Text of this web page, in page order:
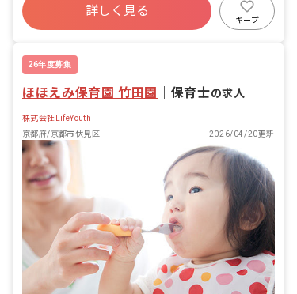
詳しく見る
キープ
26年度募集
ほほえみ保育園 竹田園 保育士の求人
株式会社LifeYouth
京都府/京都市伏見区
2026/04/20更新